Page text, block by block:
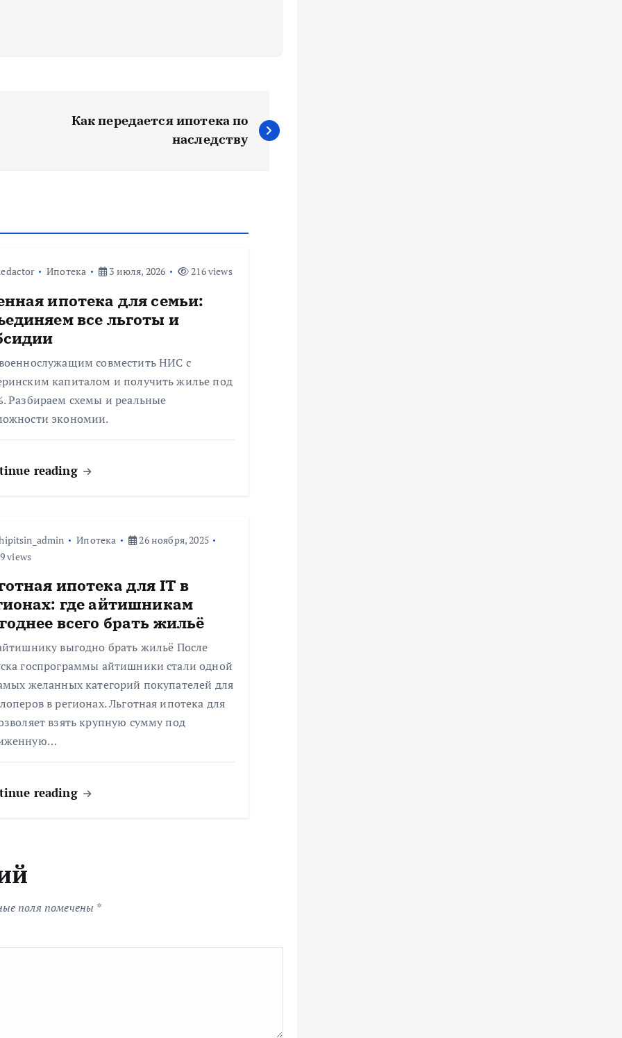
Как передается ипотека по
наследству
Ипотека 3 июля, 2026 216 views
ипотека для семьи:
все льготы и
совместить НИС с
капиталом и получить жилье под
Разбираем схемы и реальные
экономии.
reading
Ипотека
26 ноября, 2025
views
ипотека для IT в
где айтишникам
всего брать жильё
выгодно брать жильё После
госпрограммы айтишники стали одной
желанных категорий покупателей для
в регионах. Льготная ипотека для
взять крупную сумму под
reading
поля помечены *